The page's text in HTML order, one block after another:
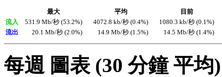
最大 平均
目前
流入
531.9 Mb/秒 (53.2%) 4072.8 kb/秒 (0.4%)
1080.3 kb/秒 (0.1%)
流出
20.1 Mb/秒 (2.0%) 14.9 Mb/秒 (1.5%) 14.5 Mb/秒 (1.4%)
每週 圖表 (30 分鐘 平均)